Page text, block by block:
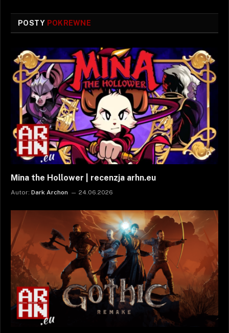
POSTY POKREWNE
Mina the Hollower | recenzja arhn.eu
Autor: Dark Archon 24.06.2026